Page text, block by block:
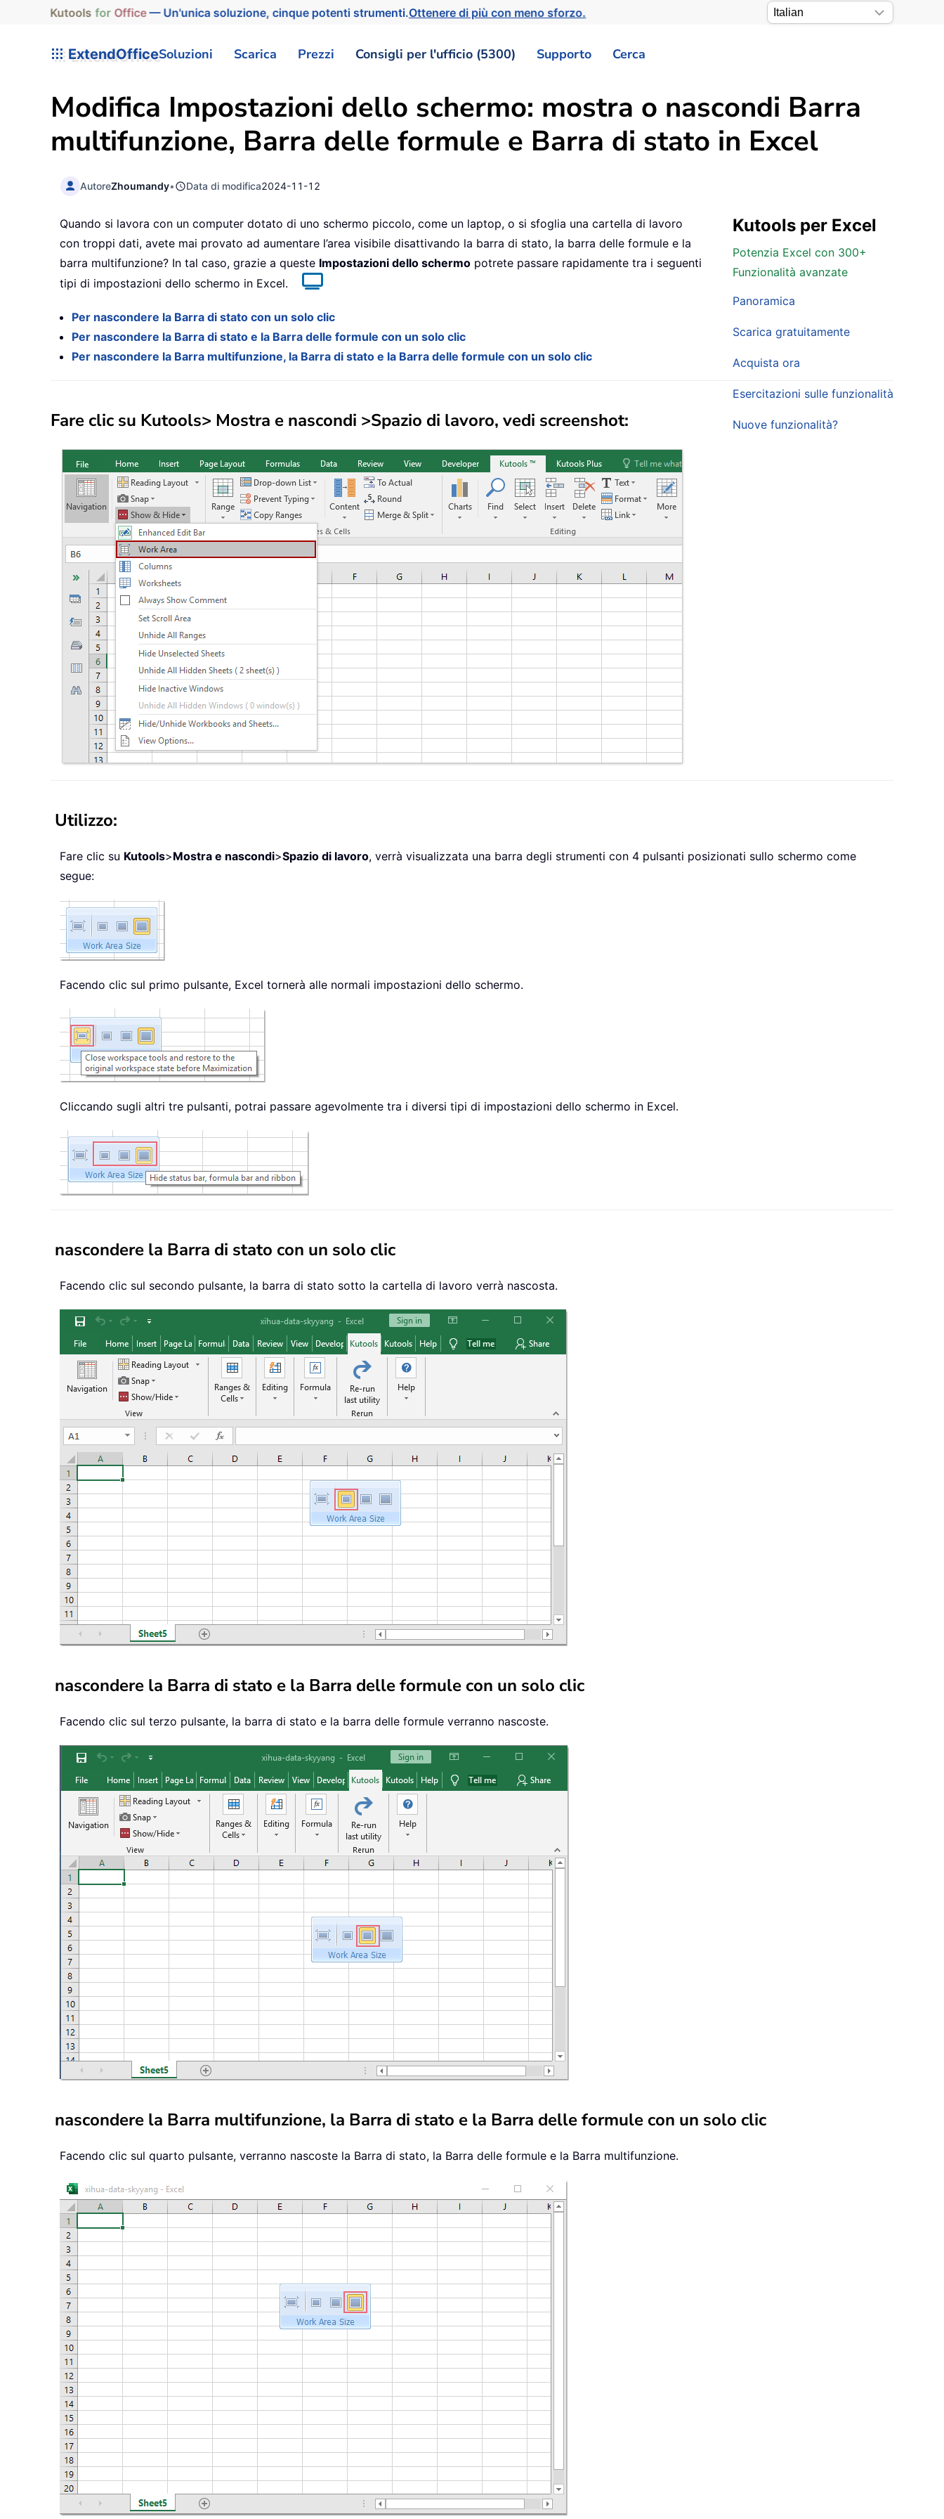
Kutools for Office— Un'unica soluzione, cinque potenti strumenti.Ottenere di più con meno sforzo.
ExtendOfficeSoluzioni Scarica Prezzi Consigli per l'ufficio (5300) Supporto Cerca
Modifica Impostazioni dello schermo: mostra o nascondi Barra
multifunzione, Barra delle formule e Barra di stato in Excel
AutoreZhoumandy• Data di modifica2024-11-12
Kutools per Excel
Potenzia Excel con 300+
Funzionalità avanzate
Panoramica
Scarica gratuitamente
Acquista ora
Esercitazioni sulle funzionalità
Nuove funzionalità?
Quando si lavora con un computer dotato di uno schermo piccolo, come un laptop, o si sfoglia una cartella di lavoro
con troppi dati, avete mai provato ad aumentare l’area visibile disattivando la barra di stato, la barra delle formule e la
barra multifunzione? In tal caso, grazie a queste Impostazioni dello schermo potrete passare rapidamente tra i seguenti
tipi di impostazioni dello schermo in Excel.
Per nascondere la Barra di stato con un solo clic
Per nascondere la Barra di stato e la Barra delle formule con un solo clic
Per nascondere la Barra multifunzione, la Barra di stato e la Barra delle formule con un solo clic
Fare clic su Kutools> Mostra e nascondi >Spazio di lavoro, vedi screenshot:
Utilizzo:
Fare clic su Kutools>Mostra e nascondi>Spazio di lavoro, verrà visualizzata una barra degli strumenti con 4 pulsanti posizionati sullo schermo come
segue:
Facendo clic sul primo pulsante, Excel tornerà alle normali impostazioni dello schermo.
Cliccando sugli altri tre pulsanti, potrai passare agevolmente tra i diversi tipi di impostazioni dello schermo in Excel.
nascondere la Barra di stato con un solo clic
Facendo clic sul secondo pulsante, la barra di stato sotto la cartella di lavoro verrà nascosta.
nascondere la Barra di stato e la Barra delle formule con un solo clic
Facendo clic sul terzo pulsante, la barra di stato e la barra delle formule verranno nascoste.
nascondere la Barra multifunzione, la Barra di stato e la Barra delle formule con un solo clic
Facendo clic sul quarto pulsante, verranno nascoste la Barra di stato, la Barra delle formule e la Barra multifunzione.